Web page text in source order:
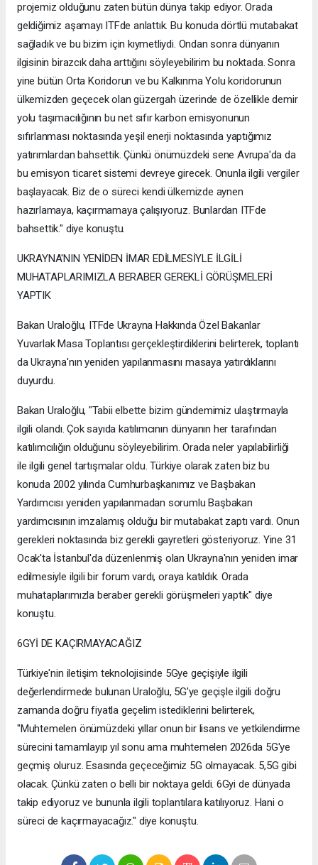
projemiz olduğunu zaten bütün dünya takip ediyor. Orada
geldiğimiz aşamayı ITFde anlattık. Bu konuda dörtlü mutabakat
sağladık ve bu bizim için kıymetliydi. Ondan sonra dünyanın
ilgisinin birazcık daha arttığını söyleyebilirim bu noktada. Sonra
yine bütün Orta Koridorun ve bu Kalkınma Yolu koridorunun
ülkemizden geçecek olan güzergah üzerinde de özellikle demir
yolu taşımacılığının bu net sıfır karbon emisyonunun
sıfırlanması noktasında yeşil enerji noktasında yaptığımız
yatırımlardan bahsettik. Çünkü önümüzdeki sene Avrupa'da da
bu emisyon ticaret sistemi devreye girecek. Onunla ilgili vergiler
başlayacak. Biz de o süreci kendi ülkemizde aynen
hazırlamaya, kaçırmamaya çalışıyoruz. Bunlardan ITFde
bahsettik." diye konuştu.
UKRAYNA'NIN YENİDEN İMAR EDİLMESİYLE İLGİLİ
MUHATAPLARIMIZLA BERABER GEREKLİ GÖRÜŞMELERİ
YAPTIK
Bakan Uraloğlu, ITFde Ukrayna Hakkında Özel Bakanlar
Yuvarlak Masa Toplantısı gerçekleştirdiklerini belirterek, toplantı
da Ukrayna'nın yeniden yapılanmasını masaya yatırdıklarını
duyurdu.
Bakan Uraloğlu, "Tabii elbette bizim gündemimiz ulaştırmayla
ilgili olandı. Çok sayıda katılımcının dünyanın her tarafından
katılımcılığın olduğunu söyleyebilirim. Orada neler yapılabilirliği
ile ilgili genel tartışmalar oldu. Türkiye olarak zaten biz bu
konuda 2002 yılında Cumhurbaşkanımız ve Başbakan
Yardımcısı yeniden yapılanmadan sorumlu Başbakan
yardımcısının imzalamış olduğu bir mutabakat zaptı vardı. Onun
gerekleri noktasında biz gerekli gayretleri gösteriyoruz. Yine 31
Ocak'ta İstanbul'da düzenlenmiş olan Ukrayna'nın yeniden imar
edilmesiyle ilgili bir forum vardı, oraya katıldık. Orada
muhataplarımızla beraber gerekli görüşmeleri yaptık" diye
konuştu.
6GYİ DE KAÇIRMAYACAĞIZ
Türkiye'nin iletişim teknolojisinde 5Gye geçişiyle ilgili
değerlendirmede bulunan Uraloğlu, 5G'ye geçişle ilgili doğru
zamanda doğru fiyatla geçelim istediklerini belirterek,
"Muhtemelen önümüzdeki yıllar onun bir lisans ve yetkilendirme
sürecini tamamlayıp yıl sonu ama muhtemelen 2026da 5G'ye
geçmiş oluruz. Esasında geçeceğimiz 5G olmayacak. 5,5G gibi
olacak. Çünkü zaten o belli bir noktaya geldi. 6Gyi de dünyada
takip ediyoruz ve bununla ilgili toplantılara katılıyoruz. Hani o
süreci de kaçırmayacağız." diye konuştu.